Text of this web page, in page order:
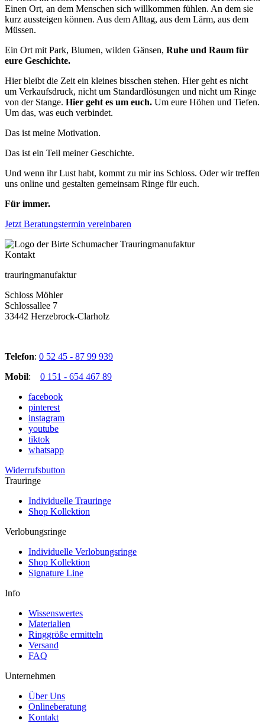
Einen Ort, an dem Menschen sich willkommen fühlen. An dem sie
kurz aussteigen können. Aus dem Alltag, aus dem Lärm, aus dem
Müssen.
Ein Ort mit Park, Blumen, wilden Gänsen, Ruhe und Raum für
eure Geschichte.
Hier bleibt die Zeit ein kleines bisschen stehen. Hier geht es nicht
um Verkaufsdruck, nicht um Standardlösungen und nicht um Ringe
von der Stange. Hier geht es um euch. Um eure Höhen und Tiefen.
Um das, was euch verbindet.
Das ist meine Motivation.
Das ist ein Teil meiner Geschichte.
Und wenn ihr Lust habt, kommt zu mir ins Schloss. Oder wir treffen
uns online und gestalten gemeinsam Ringe für euch.
Für immer.
Jetzt Beratungstermin vereinbaren
Kontakt
trauringmanufaktur
Schloss Möhler
Schlossallee 7
33442 Herzebrock-Clarholz
Telefon: 0 52 45 - 87 99 939
Mobil: 0 151 - 654 467 89
facebook
pinterest
instagram
youtube
tiktok
whatsapp
Widerrufsbutton
Trauringe
Individuelle Trauringe
Shop Kollektion
Verlobungsringe
Individuelle Verlobungsringe
Shop Kollektion
Signature Line
Info
Wissenswertes
Materialien
Ringgröße ermitteln
Versand
FAQ
Unternehmen
Über Uns
Onlineberatung
Kontakt